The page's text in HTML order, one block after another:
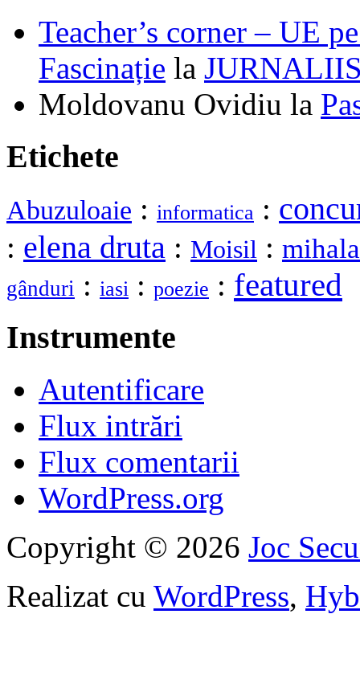
Teacher’s corner – UE
Fascinație la
Moldovanu Ovidiu la
Etichete
Abuzuloaie : informatica :
: elena druta : Moisil :
gânduri : iasi : poezie : featured
Instrumente
Autentificare
Flux intrări
Flux comentarii
WordPress.org
Copyright © 2026 Joc
Realizat cu WordPress,